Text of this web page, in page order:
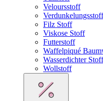
Veloursstoff
Filz Stoff
Viskose Stoff
Futterstoff
Waffelpiqué
Wasserdichter Stoff
Wollstoff